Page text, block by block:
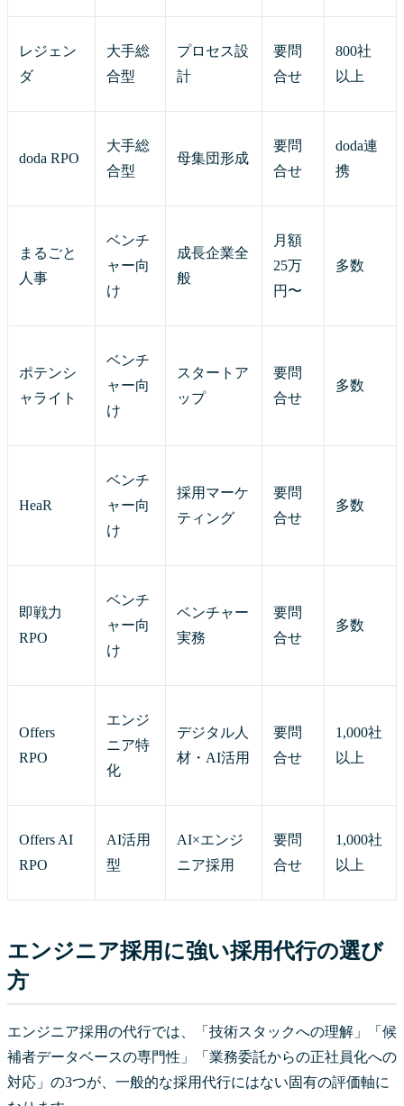
レジェン
ダ
大手総
合型
プロセス設
計
要問
合せ
800社
以上
doda RPO
大手総
合型
母集団形成
要問
合せ
doda連
携
まるごと
人事
ベンチ
ャー向
け
成長企業全
般
月額
25万
円〜
多数
ポテンシ
ャライト
ベンチ
ャー向
け
スタートア
ップ
要問
合せ
多数
HeaR
ベンチ
ャー向
け
採用マーケ
ティング
要問
合せ
多数
即戦力
RPO
ベンチ
ャー向
け
ベンチャー
実務
要問
合せ
多数
Offers
RPO
エンジ
ニア特
化
デジタル人
材・AI活用
要問
合せ
1,000社
以上
Offers AI
RPO
AI活用
型
AI×エンジ
ニア採用
要問
合せ
1,000社
以上
エンジニア採用に強い採用代行の選び
方
エンジニア採用の代行では、「技術スタックへの理解」「候
補者データベースの専門性」「業務委託からの正社員化への
対応」の3つが、一般的な採用代行にはない固有の評価軸に